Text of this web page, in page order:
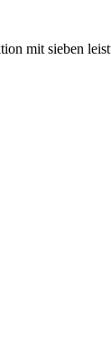
mit sieben